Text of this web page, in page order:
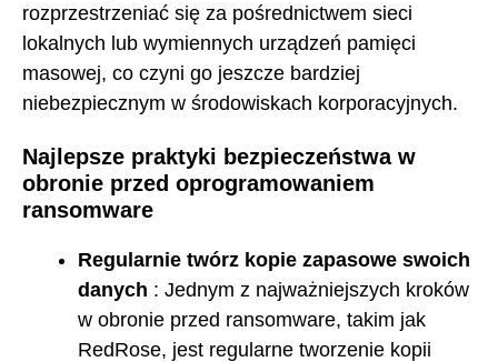
rozprzestrzeniać się za pośrednictwem sieci
lokalnych lub wymiennych urządzeń pamięci
masowej, co czyni go jeszcze bardziej
niebezpiecznym w środowiskach korporacyjnych.
Najlepsze praktyki bezpieczeństwa w
obronie przed oprogramowaniem
ransomware
Regularnie twórz kopie zapasowe swoich
danych : Jednym z najważniejszych kroków
w obronie przed ransomware, takim jak
RedRose, jest regularne tworzenie kopii